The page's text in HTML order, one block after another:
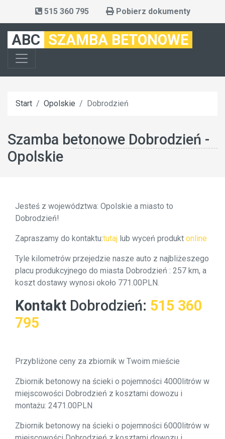
515 360 795 Pobierz dokumenty
ABC SZAMBA BETONOWE
Start Opolskie Dobrodzień
Szamba betonowe Dobrodzień -
Opolskie
Jesteś z województwa: Opolskie a miasto to
Dobrodzień!
Zapraszamy do kontaktu:tutaj lub wyceń produkt online
Tyle kilometrów przejedzie nasze auto z najbliżeszego
placu produkcyjnego do miasta Dobrodzień : 257 km, a
koszt dostawy wynosi około 771.00PLN.
Kontakt Dobrodzień: 515 360
795
Przybliżone ceny za zbiornik w Twoim mieście
Zbiornik betonowy na ścieki o pojemności 4000litrów w
miejscowości Dobrodzień z kosztami dowozu i
montażu: 2471.00PLN
Zbiornik betonowy na ścieki o pojemności 6000litrów w